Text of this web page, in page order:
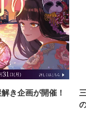
き企画が開催！